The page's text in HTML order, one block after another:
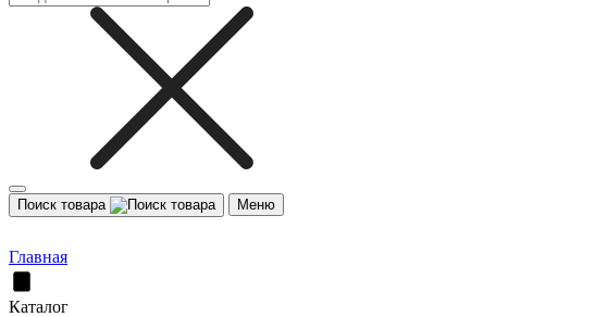
Поиск товара Меню
Главная
Каталог